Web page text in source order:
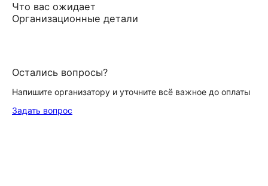
Что вас ожидает
Организационные детали
Остались вопросы?
Напишите организатору и уточните всё важное до оплаты
Задать вопрос